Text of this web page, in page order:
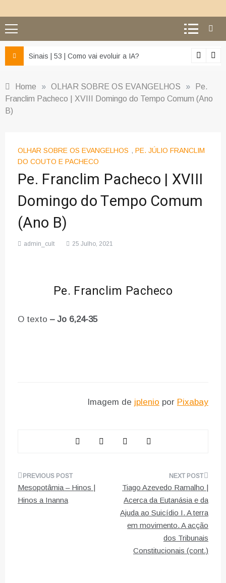
e da misericórdia’
Sinais | 53 | Como vai evoluir a IA?
Home » OLHAR SOBRE OS EVANGELHOS »
Pe.
Franclim Pacheco | XVIII Domingo do Tempo Comum (Ano
B)
OLHAR SOBRE OS EVANGELHOS , PE. JÚLIO FRANCLIM
DO COUTO E PACHECO
Pe. Franclim Pacheco | XVIII
Domingo do Tempo Comum
(Ano B)
admin_cult 25 Julho, 2021
Pe. Franclim Pacheco
O texto – Jo 6,24-35
Imagem de jplenio por Pixabay
Navegação
de
Mesopotâmia – Hinos |
Hinos a Inanna
Tiago Azevedo Ramalho |
Acerca da Eutanásia e da
Ajuda ao Suicídio I. A terra
em movimento. A acção
dos Tribunais
Constitucionais (cont.)